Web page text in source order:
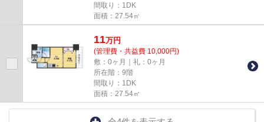
間取り：1DK
面積：27.54㎡
11万円
(管理費・共益費 10,000円)
敷：0ヶ月｜礼：0ヶ月
所在階：9階
間取り：1DK
面積：27.54㎡